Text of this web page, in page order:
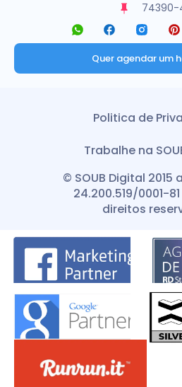
74390-
Quer agendar um
Politica de
Trabalhe na
© SOUB Digital 2015
24.200.519/0001-
direitos